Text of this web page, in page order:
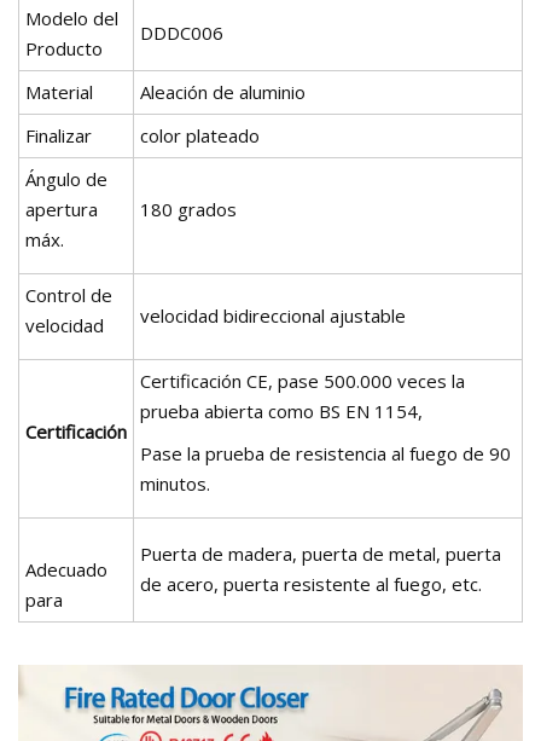
Modelo del
Producto
DDDC006
Material
Aleación de aluminio
Finalizar
color plateado
Ángulo de
apertura
máx.
180 grados
Control de
velocidad
velocidad bidireccional ajustable
Certificación
Certificación CE, pase 500.000 veces la
prueba abierta como BS EN 1154,
Pase la prueba de resistencia al fuego de 90
minutos.
Adecuado
para
Puerta de madera, puerta de metal, puerta
de acero, puerta resistente al fuego, etc.